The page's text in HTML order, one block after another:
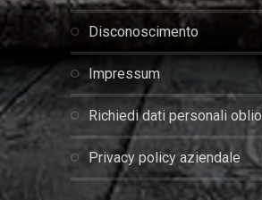
disconoscimento
impressum
richiedi dati personali oblio
privacy policy aziendale